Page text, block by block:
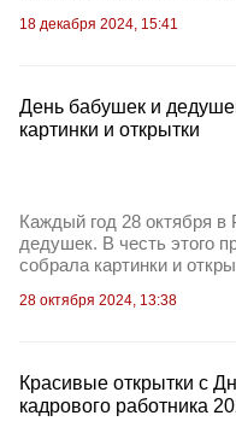
18 декабря 2024, 15:41
День бабушек и
картинки и открытки
Каждый год 28 октября
дедушек. В честь этого
собрала картинки и
28 октября 2024, 13:38
Красивые открытки с
кадрового работника